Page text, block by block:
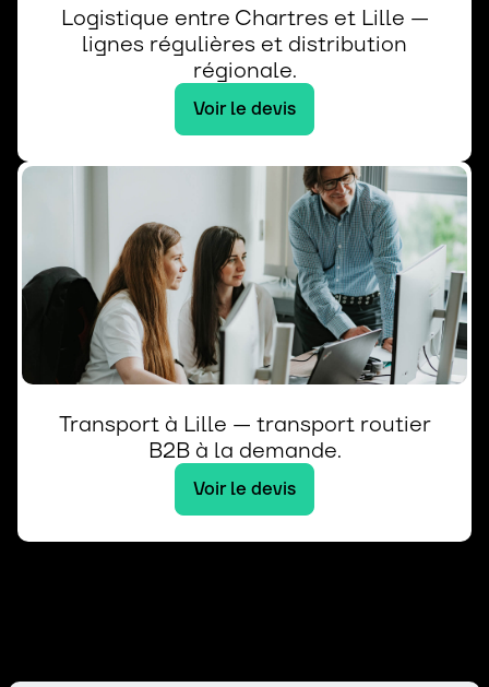
Logistique entre Chartres et Lille —
lignes régulières et distribution
régionale.
Voir le devis
Transport à Lille — transport routier
B2B à la demande.
Voir le devis